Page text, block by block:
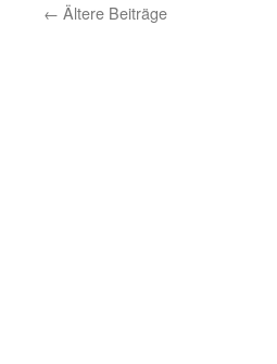
← Ältere Beiträge